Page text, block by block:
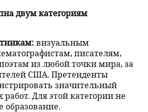
двум категориям
визуальным
писателям,
из любой точки мира, за
США. Претенденты
значительный
Для этой категории не
образование.